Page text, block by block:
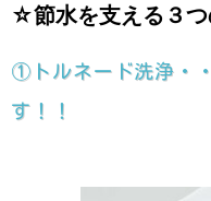
☆節水を支える３
①トルネード洗浄・
す！！